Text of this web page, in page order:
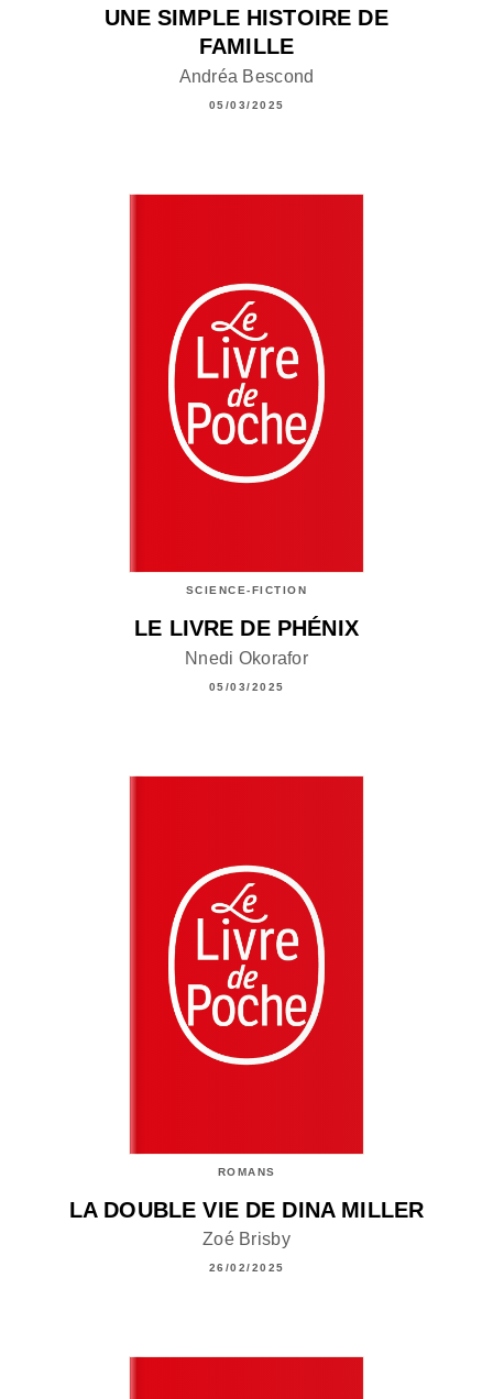
UNE SIMPLE HISTOIRE DE
FAMILLE
Andréa Bescond
05/03/2025
SCIENCE-FICTION
LE LIVRE DE PHÉNIX
Nnedi Okorafor
05/03/2025
ROMANS
LA DOUBLE VIE DE DINA MILLER
Zoé Brisby
26/02/2025